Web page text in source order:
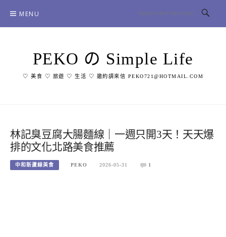
content
MENU
PEKO の Simple Life
♡ 美食 ♡ 旅遊 ♡ 生活 ♡ 邀約請來信 PEKO721@HOTMAIL.COM
林記臭豆腐大腸麵線｜一週只開3天！天天爆
排的文化北路美食推薦
中和新蘆線美食 PEKO 2026-05-31 1